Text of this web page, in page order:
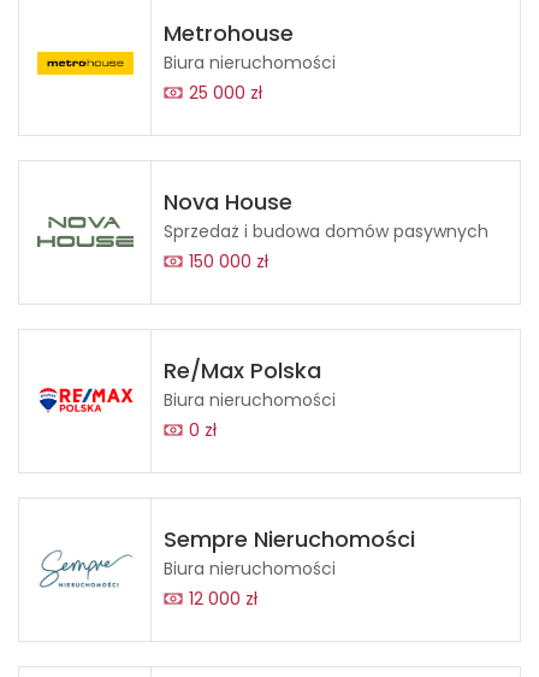
Metrohouse
Biura nieruchomości
25 000 zł
Nova House
Sprzedaż i budowa domów pasywnych
150 000 zł
Re/Max Polska
Biura nieruchomości
0 zł
Sempre Nieruchomości
Biura nieruchomości
12 000 zł